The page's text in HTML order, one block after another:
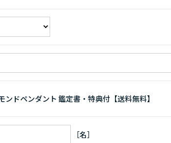
ドペンダント 鑑定書・特典付【送料無料】
［名］